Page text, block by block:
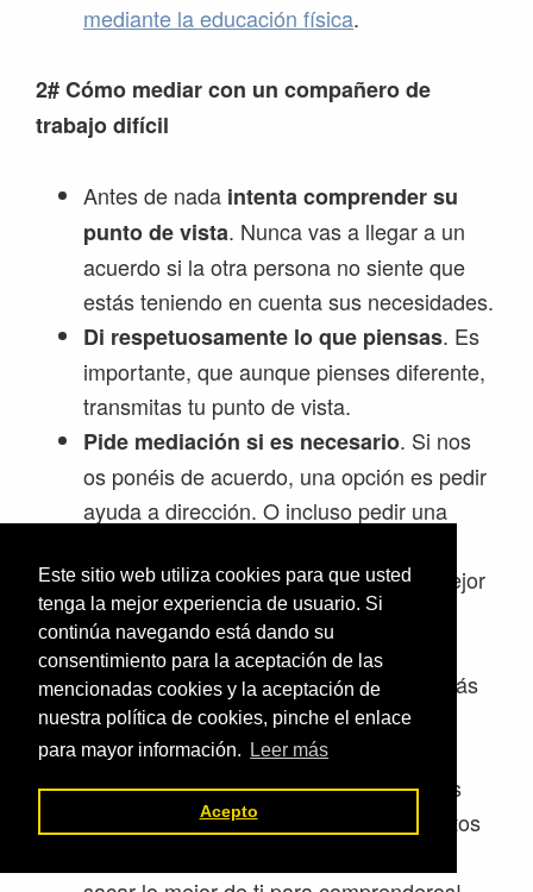
Este sitio web utiliza cookies para que usted
tenga la mejor experiencia de usuario. Si
continúa navegando está dando su
consentimiento para la aceptación de las
mencionadas cookies y la aceptación de
nuestra política de cookies, pinche el enlace
para mayor información.
Leer más
Acepto
mediante la educación física.
2# Cómo mediar con un compañero de
trabajo difícil
Antes de nada intenta comprender su
punto de vista. Nunca vas a llegar a un
acuerdo si la otra persona no siente que
estás teniendo en cuenta sus necesidades.
Di respetuosamente lo que piensas. Es
importante, que aunque pienses diferente,
transmitas tu punto de vista.
Pide mediación si es necesario. Si nos
os ponéis de acuerdo, una opción es pedir
ayuda a dirección. O incluso pedir una
ayudar a resolver las diferencias del mejor
modo posible.
Entiende que es tu maestro
digo que estas personas con las que más
te cuesta mediar, son justamente tus
maestros. Ya que normalmente, con la
gente que ya te entiendes, no necesitas
salir de tu área de confort. Pero con estos